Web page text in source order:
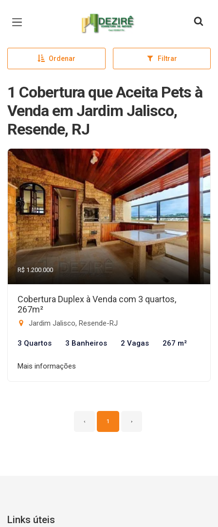
Página inicial
Ordenar Filtrar
1 Cobertura que Aceita Pets à
Venda em Jardim Jalisco,
Resende, RJ
R$ 1.200.000
Cobertura Duplex à Venda com 3 quartos,
267m²
Jardim Jalisco, Resende-RJ
3 Quartos 3 Banheiros 2 Vagas 267 m²
Mais informações
‹ 1 ›
Links úteis